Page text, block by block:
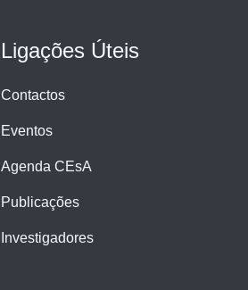
Ligações Úteis
Contactos
Eventos
Agenda CEsA
Publicações
Investigadores